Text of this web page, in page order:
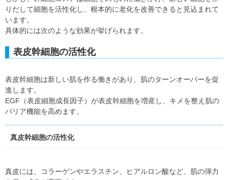
りだして細胞を活性化し、根本的に老化を改善できると見込まれて
います。
具体的には次のような効果が挙げられます。
表皮幹細胞の活性化
表皮幹細胞は新しい肌を作る働きがあり、肌のターンオーバーを促
進します。
EGF（表皮細胞成長因子）が表皮幹細胞を増産し、キメを整え肌の
バリア機能を高めます。
真皮幹細胞の活性化
真皮には、コラーゲンやエラスチン、ヒアルロン酸など、肌の弾力